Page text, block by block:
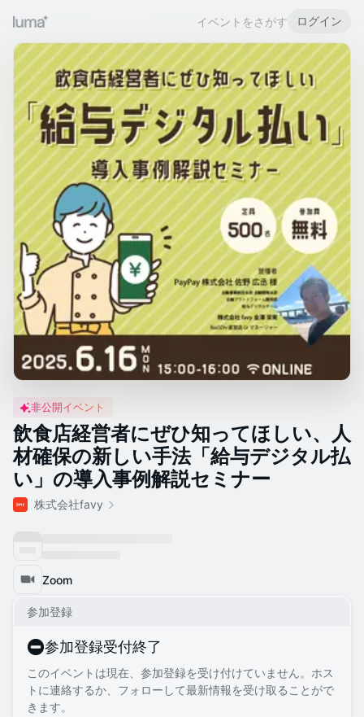
イベントをさがす ログイン
非公開イベント
飲食店経営者にぜひ知ってほしい、人
材確保の新しい手法「給与デジタル払
い」の導入事例解説セミナー
株式会社favy
Zoom
参加登録
参加登録受付終了
このイベントは現在、参加登録を受け付けていません。ホス
トに連絡するか、フォローして最新情報を受け取ることがで
きます。